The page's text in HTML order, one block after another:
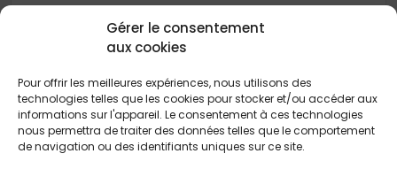
Gérer le consentement
aux cookies
Pour offrir les meilleures expériences, nous utilisons des
technologies telles que les cookies pour stocker et/ou accéder aux
informations sur l'appareil. Le consentement à ces technologies
nous permettra de traiter des données telles que le comportement
de navigation ou des identifiants uniques sur ce site.
Délais, prix et aide au choix pour la construction
de maisons : Retrouvez tous les conseils et
neuvepour vous guider à chaque étape de votre
projet immobilier. Explorez toutes les réponses
pour transformer votre rêve de maison
individuelle en réalité.